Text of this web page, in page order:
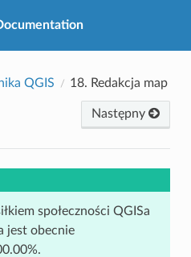
QGIS 18. Redakcja map
Następny
społeczności QGISa
jest obecnie